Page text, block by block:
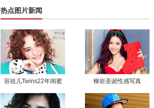
热点图片新闻
容祖儿Twins22年闺蜜 柳岩圣诞性感写真